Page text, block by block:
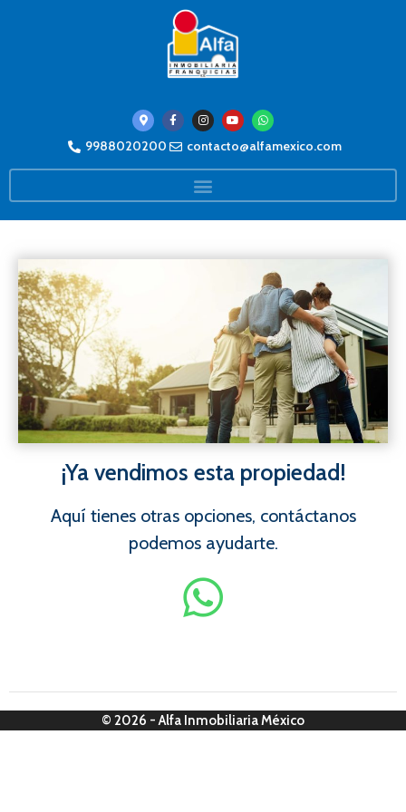
9988020200 contacto@alfamexico.com
¡Ya vendimos esta propiedad!
Aquí tienes otras opciones, contáctanos
podemos ayudarte.
© 2026 - Alfa Inmobiliaria México